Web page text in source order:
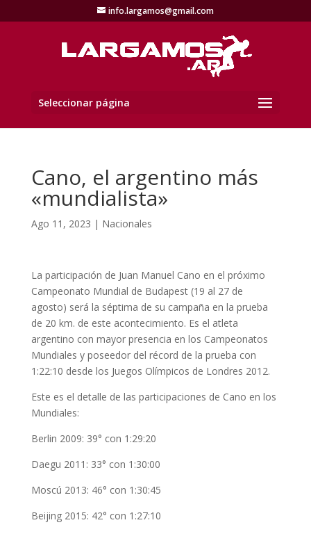
info.largamos@gmail.com
Seleccionar página
Cano, el argentino más
«mundialista»
Ago 11, 2023 | Nacionales
La participación de Juan Manuel Cano en el próximo
Campeonato Mundial de Budapest (19 al 27 de
agosto) será la séptima de su campaña en la prueba
de 20 km. de este acontecimiento. Es el atleta
argentino con mayor presencia en los Campeonatos
Mundiales y poseedor del récord de la prueba con
1:22:10 desde los Juegos Olímpicos de Londres 2012.
Este es el detalle de las participaciones de Cano en los
Mundiales:
Berlin 2009: 39° con 1:29:20
Daegu 2011: 33° con 1:30:00
Moscú 2013: 46° con 1:30:45
Beijing 2015: 42° con 1:27:10